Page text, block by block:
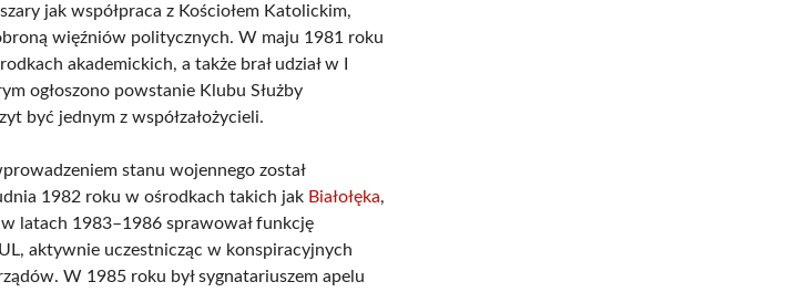
jak współpraca z Kościołem Katolickim,
więźniów politycznych. W maju 1981 roku
akademickich, a także brał udział w I
ogłoszono powstanie Klubu Służby
być jednym z współzałożycieli.
stanu wojennego został
1982 roku w ośrodkach takich jak Białołęka,
latach 1983–1986 sprawował funkcję
aktywnie uczestnicząc w konspiracyjnych
W 1985 roku był sygnatariuszem apelu